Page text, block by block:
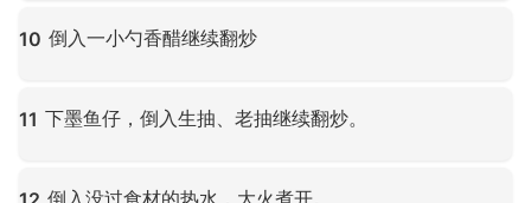
10 倒入一小勺香醋继续翻炒
11 下墨鱼仔，倒入生抽、老抽继续翻炒。